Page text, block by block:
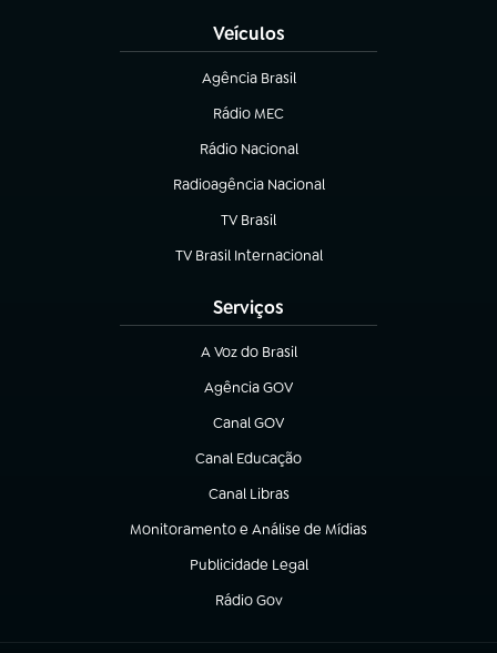
Veículos
Agência Brasil
(abre em nova aba)
Rádio MEC
Rádio Nacional
(abre em nova aba)
Radioagência Nacional
(abre em nova aba)
TV Brasil
(abre em nova aba)
TV Brasil Internacional
(abre em nova aba)
Serviços
A Voz do Brasil
(abre em nova aba)
Agência GOV
(abre em nova aba)
Canal GOV
(abre em nova aba)
Canal Educação
(abre em nova aba)
Canal Libras
(abre em nova aba)
Monitoramento e Análise de Mídias
(abre em nova aba)
Publicidade Legal
(abre em nova aba)
Rádio Gov
(abre em nova aba)